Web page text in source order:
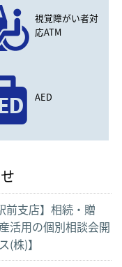
視覚障がい者対
応ATM
AED
前支店】相続・贈
活用の個別相談会開
(株)】